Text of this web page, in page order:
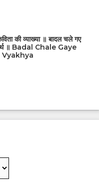
की व्याख्या ॥ बादल चले गए
॥ Badal Chale Gaye
Vyakhya